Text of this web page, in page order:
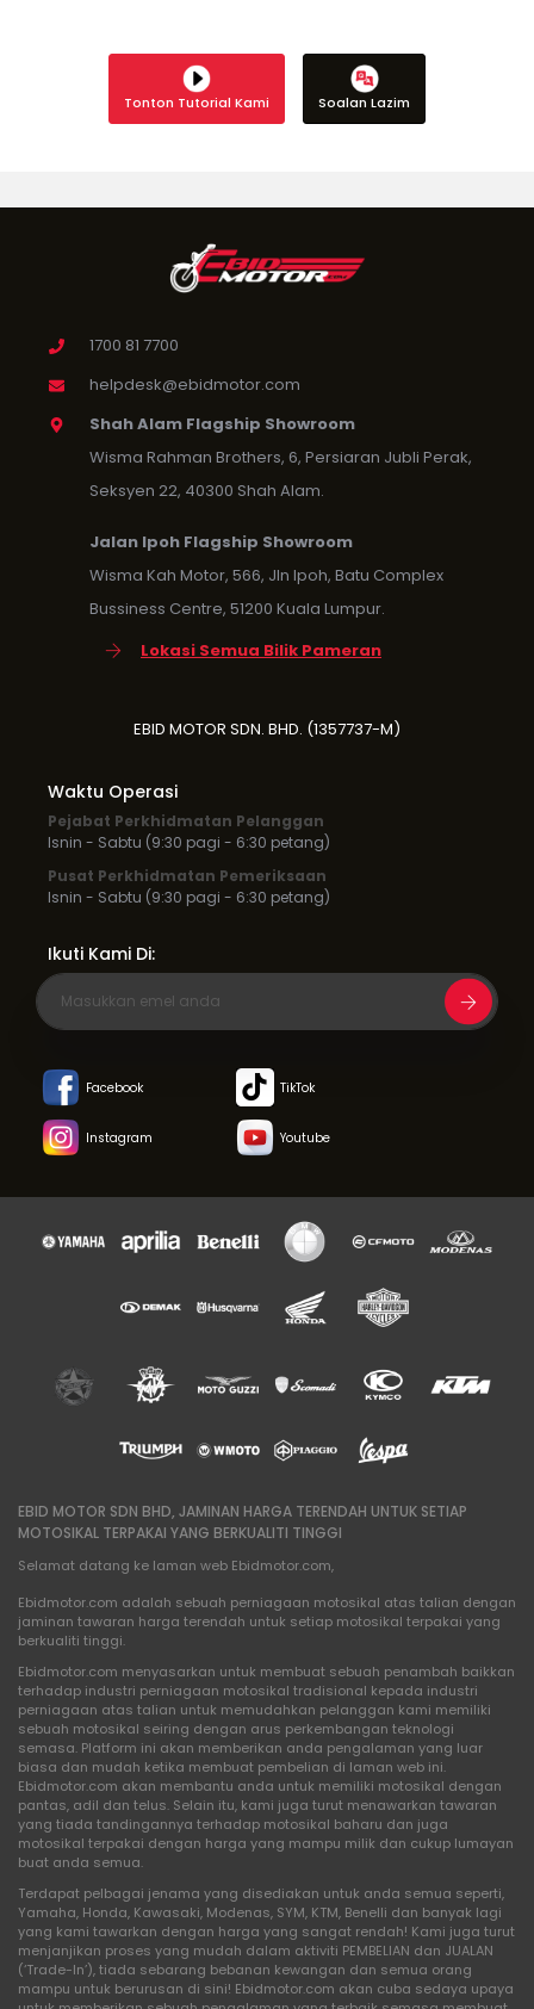
Tonton Tutorial Kami Soalan Lazim
1700 81 7700
helpdesk@ebidmotor.com
Shah Alam Flagship Showroom
Wisma Rahman Brothers, 6, Persiaran Jubli Perak,
Seksyen 22, 40300 Shah Alam.
Jalan Ipoh Flagship Showroom
Wisma Kah Motor, 566, Jln Ipoh, Batu Complex
Bussiness Centre, 51200 Kuala Lumpur.
Lokasi Semua Bilik Pameran
EBID MOTOR SDN. BHD. (1357737-M)
Waktu Operasi
Pejabat Perkhidmatan Pelanggan
Isnin - Sabtu (9:30 pagi - 6:30 petang)
Pusat Perkhidmatan Pemeriksaan
Isnin - Sabtu (9:30 pagi - 6:30 petang)
Ikuti Kami Di:
Facebook TikTok
Instagram Youtube
EBID MOTOR SDN BHD, JAMINAN HARGA TERENDAH UNTUK SETIAP
MOTOSIKAL TERPAKAI YANG BERKUALITI TINGGI
Selamat datang ke laman web Ebidmotor.com,
Ebidmotor.com adalah sebuah perniagaan motosikal atas talian dengan
jaminan tawaran harga terendah untuk setiap motosikal terpakai yang
berkualiti tinggi.
Ebidmotor.com menyasarkan untuk membuat sebuah penambah baikkan
terhadap industri perniagaan motosikal tradisional kepada industri
perniagaan atas talian untuk memudahkan pelanggan kami memiliki
sebuah motosikal seiring dengan arus perkembangan teknologi
semasa. Platform ini akan memberikan anda pengalaman yang luar
biasa dan mudah ketika membuat pembelian di laman web ini.
Ebidmotor.com akan membantu anda untuk memiliki motosikal dengan
pantas, adil dan telus. Selain itu, kami juga turut menawarkan tawaran
yang tiada tandingannya terhadap motosikal baharu dan juga
motosikal terpakai dengan harga yang mampu milik dan cukup lumayan
buat anda semua.
Terdapat pelbagai jenama yang disediakan untuk anda semua seperti,
Yamaha, Honda, Kawasaki, Modenas, SYM, KTM, Benelli dan banyak lagi
yang kami tawarkan dengan harga yang sangat rendah! Kami juga turut
menjanjikan proses yang mudah dalam aktiviti PEMBELIAN dan JUALAN
(‘Trade-In’), tiada sebarang bebanan kewangan dan semua orang
mampu untuk berurusan di sini! Ebidmotor.com akan cuba sedaya upaya